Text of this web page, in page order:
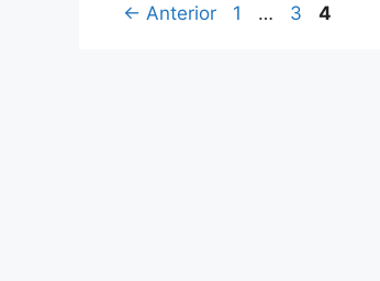
← Anterior Página
1 … Página
3 Página
4